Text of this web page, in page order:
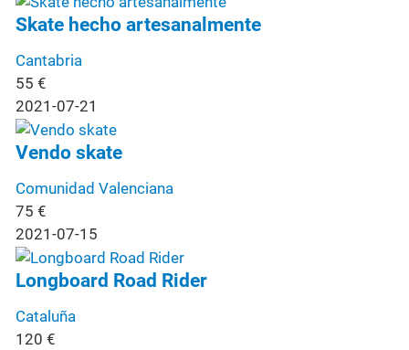
Skate hecho artesanalmente
Cantabria
55 €
2021-07-21
Vendo skate
Comunidad Valenciana
75 €
2021-07-15
Longboard Road Rider
Cataluña
120 €